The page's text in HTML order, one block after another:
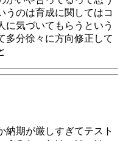
うのは育成に関してはコ
に気づいてもらうという
多分徐々に方向修正して
納期が厳しすぎてテスト